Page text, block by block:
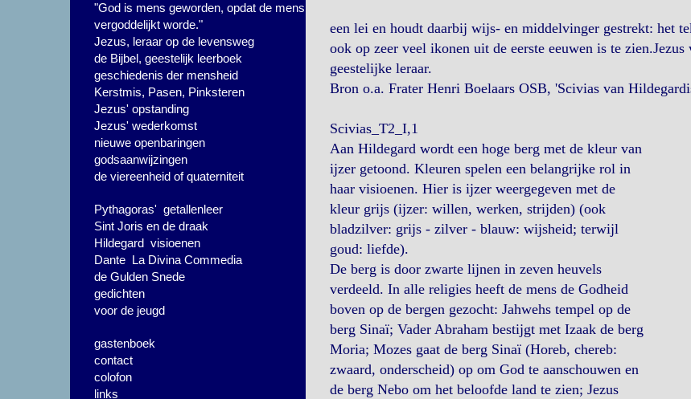
"God is mens geworden, opdat de mens
vergoddelijkt worde."
Jezus, leraar op de levensweg
de Bijbel, geestelijk leerboek
geschiedenis der mensheid
Kerstmis, Pasen, Pinksteren
Jezus' opstanding
Jezus' wederkomst
nieuwe openbaringen
godsaanwijzingen
de viereenheid of quaterniteit
Pythagoras' getallenleer
Sint Joris en de draak
Hildegard visioenen
Dante La Divina Commedia
de Gulden Snede
gedichten
voor de jeugd
gastenboek
contact
colofon
links
een lei en houdt daarbij wijs- en middelvinger gestrekt: het
ook op zeer veel ikonen uit de eerste eeuwen is te
geestelijke leraar.
Bron o.a. Frater Henri Boelaars OSB, 'Scivias van
Scivias_T2_I,1
Aan Hildegard wordt een hoge berg met de kleur van
ijzer getoond. Kleuren spelen een belangrijke rol in
haar visioenen. Hier is ijzer weergegeven met de
kleur grijs (ijzer: willen, werken, strijden) (ook
bladzilver: grijs - zilver - blauw: wijsheid; terwijl
goud: liefde).
De berg is door zwarte lijnen in zeven heuvels
verdeeld. In alle religies heeft de mens de Godheid
boven op de bergen gezocht: Jahwehs tempel op de
berg Sinaï; Vader Abraham bestijgt met Izaak de berg
Moria; Mozes gaat de berg Sinaï (Horeb, chereb:
zwaard, onderscheid) op om God te aanschouwen en
de berg Nebo om het beloofde land te zien; Jezus